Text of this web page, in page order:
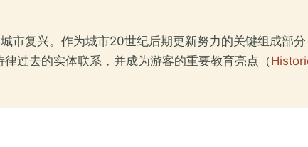
市复兴。作为城市20世纪后期更新努力的关键组成部
过去的实体联系，并成为游客的重要教育亮点（